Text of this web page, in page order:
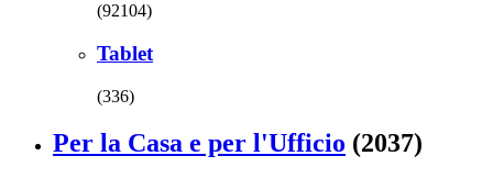
(92104)
Tablet
(336)
Per la Casa e per l'Ufficio (2037)